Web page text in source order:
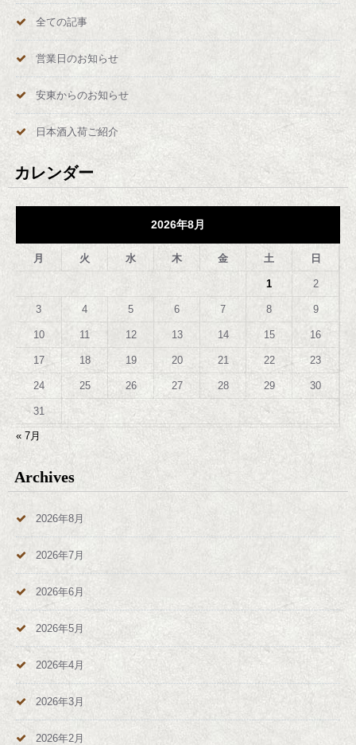
全ての記事
営業日のお知らせ
安東からのお知らせ
日本酒入荷ご紹介
カレンダー
2026年8月
月 火 水 木 金 土 日
1 2
3 4 5 6 7 8 9
10 11 12 13 14 15 16
17 18 19 20 21 22 23
24 25 26 27 28 29 30
31
« 7月
Archives
2026年8月
2026年7月
2026年6月
2026年5月
2026年4月
2026年3月
2026年2月